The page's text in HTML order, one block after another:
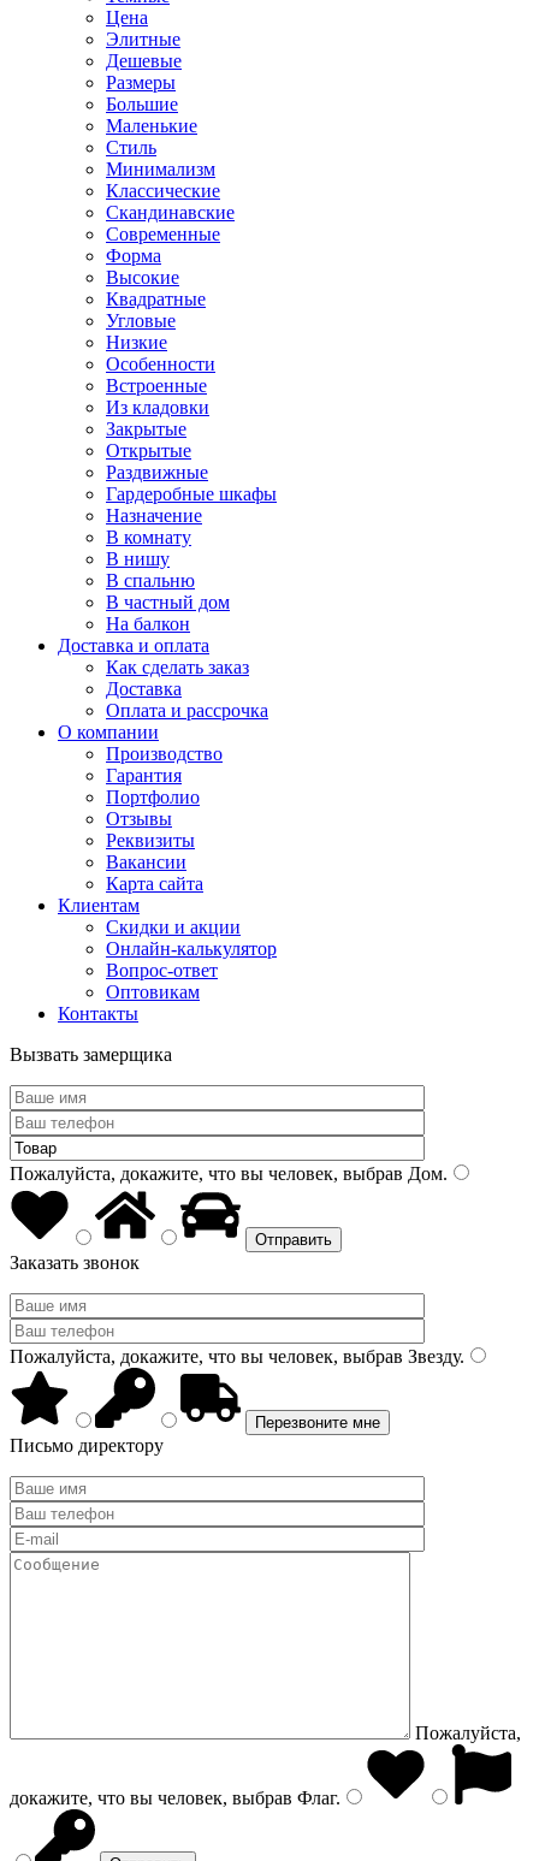
Цена
Элитные
Дешевые
Размеры
Большие
Маленькие
Стиль
Минимализм
Классические
Скандинавские
Современные
Форма
Высокие
Квадратные
Угловые
Низкие
Особенности
Встроенные
Из кладовки
Закрытые
Открытые
Раздвижные
Гардеробные шкафы
Назначение
В комнату
В нишу
В спальню
В частный дом
На балкон
Доставка и оплата
Как сделать заказ
Доставка
Оплата и рассрочка
О компании
Производство
Гарантия
Портфолио
Отзывы
Реквизиты
Вакансии
Карта сайта
Клиентам
Скидки и акции
Онлайн-калькулятор
Вопрос-ответ
Оптовикам
Контакты
Вызвать замерщика
Пожалуйста, докажите, что вы человек, выбрав Дом.
Заказать звонок
Пожалуйста, докажите, что вы человек, выбрав Звезду.
Письмо директору
Пожалуйста,
докажите, что вы человек, выбрав Флаг.